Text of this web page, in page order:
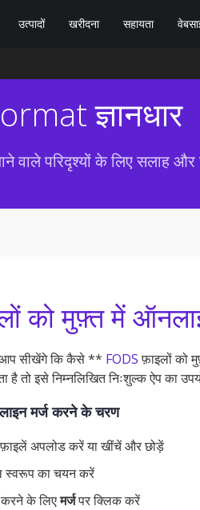
उत्पादों खरीदना सहायता
ज्ञानधार
वाले परिदृश्यों के लिए सलाह और
को मुफ़्त में
आप सीखेंगे कि कैसे ** FODSफ़ाइलों को
है तो इसे निम्नलिखित निःशुल्क ऐप का
मर्ज करने के चरण
अपलोड करें या खींचें और छोड़ें
का चयन करें
के लिएमर्जपर क्लिक करें